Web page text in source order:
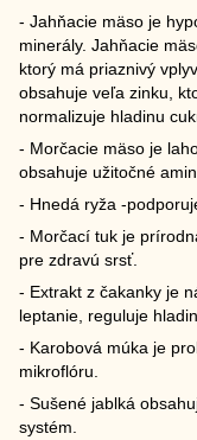
- Jahňacie mäso je
minerály. Jahňacie
ktorý má priaznivý
obsahuje veľa zinku,
normalizuje hladinu
- Morčacie mäso je
obsahuje užitočné
- Hnedá ryža -
- Morčací tuk je
pre zdravú srsť.
- Extrakt z čakanky je
leptanie, reguluje
- Karobová múka je
mikroflóru.
- Sušené jablká
systém.